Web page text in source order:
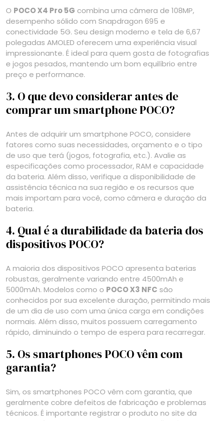
O POCO X4 Pro 5G combina uma câmera de 108MP,
desempenho sólido com Snapdragon 695 e
conectividade 5G. Seu design moderno e tela de 6,67
polegadas AMOLED oferecem uma experiência visual
impressionante. É ideal para quem gosta de fotografias
e jogos pesados, mantendo um bom equilíbrio entre
preço e performance.
3. O que devo considerar antes de
comprar um smartphone POCO?
Antes de adquirir um smartphone POCO, considere
fatores como suas necessidades, orçamento e o tipo
de uso que terá (jogos, fotografia, etc.). Avalie as
especificações como processador, RAM e capacidade
da bateria. Além disso, verifique a disponibilidade de
assistência técnica na sua região e os recursos que
mais importam para você, como câmera e duração da
bateria.
4. Qual é a durabilidade da bateria dos
dispositivos POCO?
A maioria dos dispositivos POCO apresenta baterias
robustas, geralmente variando entre 4500mAh e
5000mAh. Modelos como o POCO X3 NFC são
conhecidos por sua excelente duração, permitindo mais
de um dia de uso com uma única carga em condições
normais. Além disso, muitos possuem carregamento
rápido, diminuindo o tempo de espera para recarregar.
5. Os smartphones POCO vêm com
garantia?
Sim, os smartphones POCO vêm com garantia, que
geralmente cobre defeitos de fabricação e problemas
técnicos. É importante registrar o produto no site da